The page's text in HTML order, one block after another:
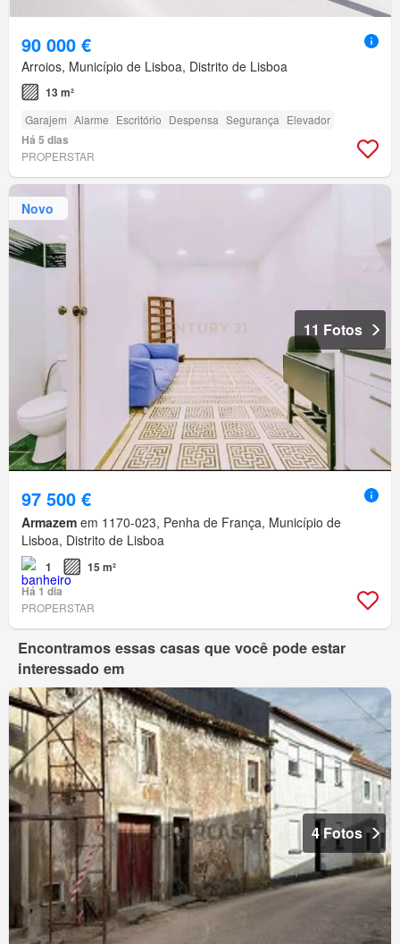
90 000 €
Arroios, Município de Lisboa, Distrito de Lisboa
13 m²
Garajem Alarme Escritório Despensa Segurança Elevador
Há 5 dias
PROPERSTAR
Novo
11 Fotos
97 500 €
Armazem em 1170-023, Penha de França, Município de
Lisboa, Distrito de Lisboa
1
15 m²
Há 1 dia
PROPERSTAR
Encontramos essas casas que você pode estar
interessado em
4 Fotos